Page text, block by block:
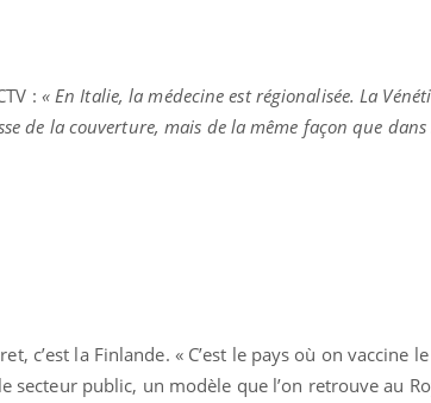
: « En Italie, la médecine est régionalisée. La
de la couverture, mais de la même façon que dans
c’est la Finlande. « C’est le pays où on vaccine
secteur public, un modèle que l’on retrouve au